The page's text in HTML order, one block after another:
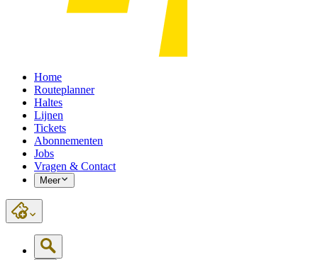
Home
Routeplanner
Haltes
Lijnen
Tickets
Abonnementen
Jobs
Vragen & Contact
Meer